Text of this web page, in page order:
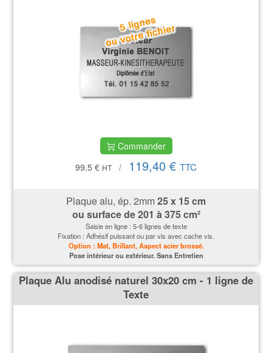
Commander
99.5 € HT / 119,40 € TTC
Plaque alu, ép. 2mm25 x 15 cm
ou surface de201 à 375 cm²
Saisie en ligne : 5-6 lignes de texte
Fixation : Adhésif puissant ou par vis avec cache vis.
Option : Mat, Brillant, Aspect acier brossé.
Pose intérieur ou extérieur. Sans Entretien
Plaque Alu anodisé naturel 30x20 cm - 1 ligne de
Texte